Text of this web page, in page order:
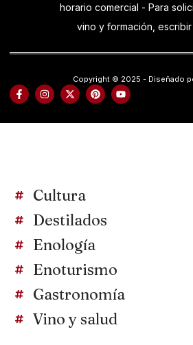
horario comercial - Para
vino y formación, escribir
Copyright © 2025 - Diseñado
Cultura
Destilados
Enología
Enoturismo
Gastronomía
Vino y salud